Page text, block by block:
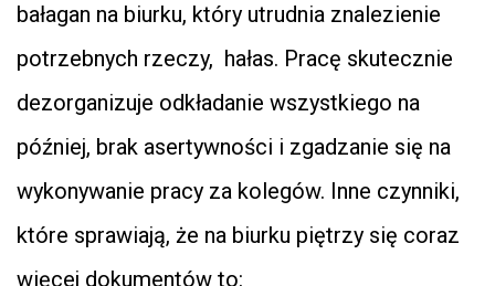
bałagan na biurku, który utrudnia znalezienie
potrzebnych rzeczy, hałas. Pracę skutecznie
dezorganizuje odkładanie wszystkiego na
później, brak asertywności i zgadzanie się na
wykonywanie pracy za kolegów. Inne czynniki,
które sprawiają, że na biurku piętrzy się coraz
więcej dokumentów to: